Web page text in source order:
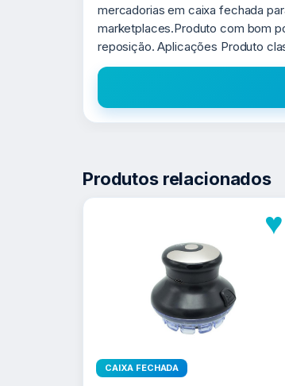
mercadorias em caixa fechada
marketplaces.Produto com bom
reposição. Aplicações Produto
Produtos relacionados
♥
CAIXA FECHADA